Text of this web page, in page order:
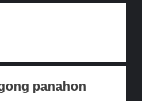
panahon